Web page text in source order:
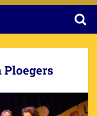
Ploegers